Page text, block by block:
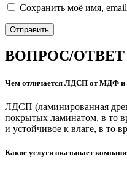
Сохранить моё имя,
ВОПРОС/ОТВЕТ
Чем отличается ЛДСП от МДФ и
ЛДСП (ламинированная
покрытых ламинатом, в то
и устойчивое к влаге, в то
Какие услуги оказывает